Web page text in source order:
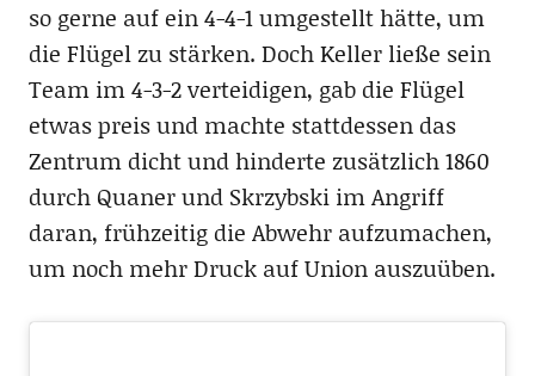
so gerne auf ein 4-4-1 umgestellt hätte, um
die Flügel zu stärken. Doch Keller ließe sein
Team im 4-3-2 verteidigen, gab die Flügel
etwas preis und machte stattdessen das
Zentrum dicht und hinderte zusätzlich 1860
durch Quaner und Skrzybski im Angriff
daran, frühzeitig die Abwehr aufzumachen,
um noch mehr Druck auf Union auszuüben.